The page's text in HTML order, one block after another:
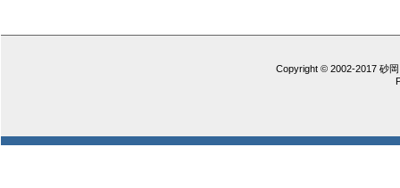
Copyright © 2002-2017 砂